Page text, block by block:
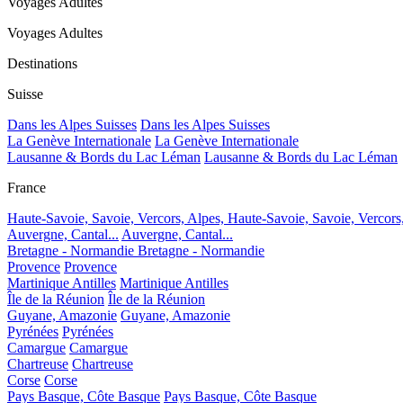
Voyages Adultes
Destinations
Suisse
Dans les Alpes Suisses Dans les Alpes Suisses
La Genève Internationale La Genève Internationale
Lausanne & Bords du Lac Léman Lausanne & Bords du Lac Léman
France
Haute-Savoie, Savoie, Vercors, Alpes, Haute-Savoie, Savoie,
Auvergne, Cantal... Auvergne, Cantal...
Bretagne - Normandie Bretagne - Normandie
Provence Provence
Martinique Antilles Martinique Antilles
Île de la Réunion Île de la Réunion
Guyane, Amazonie Guyane, Amazonie
Pyrénées Pyrénées
Camargue Camargue
Chartreuse Chartreuse
Corse Corse
Pays Basque, Côte Basque Pays Basque, Côte Basque